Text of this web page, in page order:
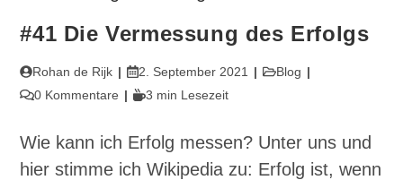
#41 Die Vermessung des Erfolgs
Beitrags-
Autor:
Rohan de Rijk
Beitrag
veröffentlicht:
2. September 2021
Beitrags-
Blog
Beitrags-
0 Kommentare Lesedauer:
3 min Lesezeit
Wie kann ich Erfolg messen? Unter uns und
hier stimme ich Wikipedia zu: Erfolg ist, wenn